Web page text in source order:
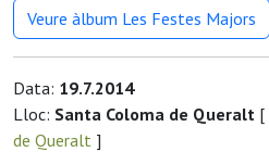
Veure àlbum Les Festes Majors
Data: 19.7.2014
Lloc: Santa Coloma de Queralt [
de Queralt ]